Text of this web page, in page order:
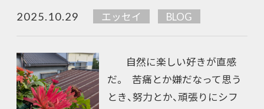
2025.10.29 エッセイ BLOG
自然に楽しい好きが直感
だ。 苦痛とか嫌だなって思う
とき、努力とか、頑張りにシフ